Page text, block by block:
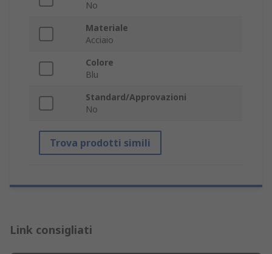
No
Materiale
Acciaio
Colore
Blu
Standard/Approvazioni
No
Trova prodotti simili
Link consigliati